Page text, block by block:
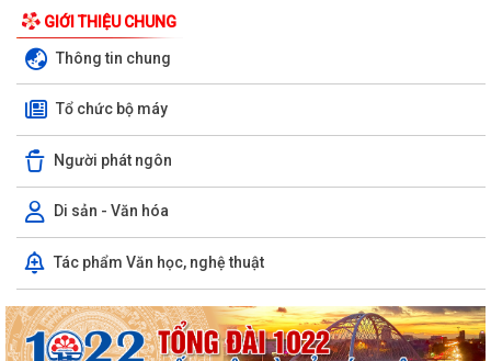
GIỚI THIỆU CHUNG
Thông tin chung
Tổ chức bộ máy
Người phát ngôn
Di sản - Văn hóa
Tác phẩm Văn học, nghệ thuật